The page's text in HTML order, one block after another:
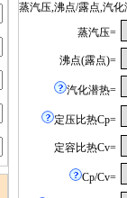
蒸汽压,沸点/露点,汽
蒸汽压=
沸点(露点)=
汽化潜热=
定压比热Cp=
定容比热Cv=
Cp/Cv=